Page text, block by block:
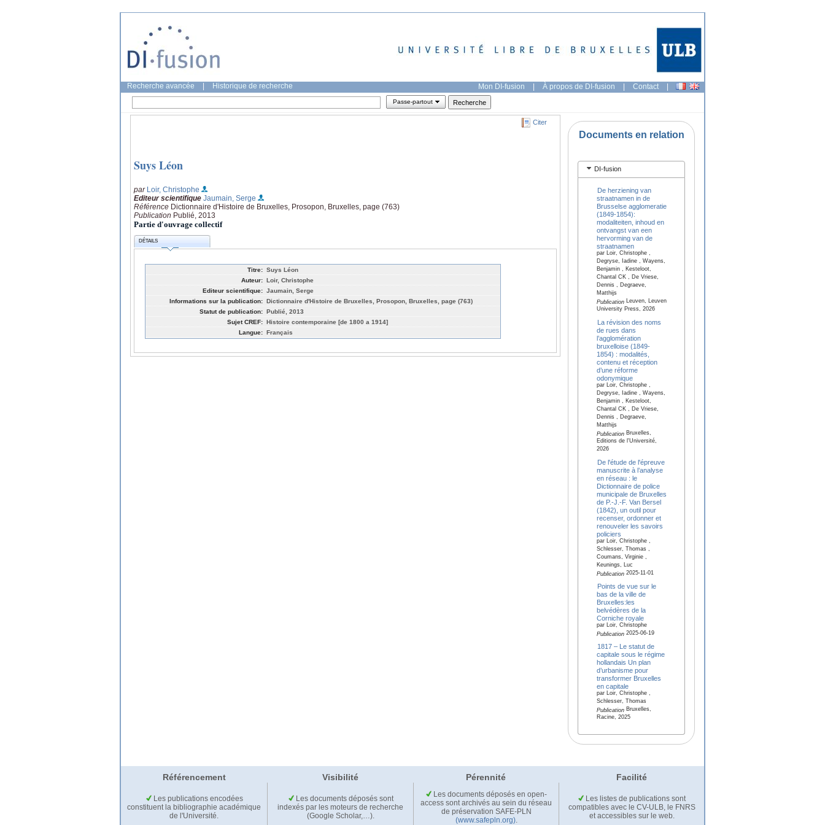
Recherche avancée Historique de recherche Mon DI-fusion | À propos de DI-fusion | Contact |
Passe-partout
Citer
Suys Léon
par Loir, Christophe
Editeur scientifique Jaumain, Serge
Référence Dictionnaire d'Histoire de Bruxelles, Prosopon, Bruxelles, page (763)
Publication Publié, 2013
Partie d'ouvrage collectif
DÉTAILS
Titre: Suys Léon
Auteur: Loir, Christophe
Editeur scientifique: Jaumain, Serge
Informations sur la publication: Dictionnaire d'Histoire de Bruxelles, Prosopon, Bruxelles, page (763)
Statut de publication: Publié, 2013
Sujet CREF: Histoire contemporaine [de 1800 a 1914]
Langue: Français
Documents en relation
DI-fusion
De herziening van
straatnamen in de
Brusselse agglomeratie
(1849-1854):
modaliteiten, inhoud en
ontvangst van een
hervorming van de
straatnamen
par Loir, Christophe ,
Degryse, Iadine , Wayens,
Benjamin , Kesteloot,
Chantal CK , De Vriese,
Dennis , Degraeve,
Matthijs
PublicationLeuven, Leuven
University Press, 2026
La révision des noms
de rues dans
l’agglomération
bruxelloise (1849-
1854) : modalités,
contenu et réception
d’une réforme
odonymique
par Loir, Christophe ,
Degryse, Iadine , Wayens,
Benjamin , Kesteloot,
Chantal CK , De Vriese,
Dennis , Degraeve,
Matthijs
PublicationBruxelles,
Editions de l'Université,
2026
De l'étude de l'épreuve
manuscrite à l’analyse
en réseau : le
Dictionnaire de police
municipale de Bruxelles
de P.-J.-F. Van Bersel
(1842), un outil pour
recenser, ordonner et
renouveler les savoirs
policiers
par Loir, Christophe ,
Schlesser, Thomas ,
Coumans, Virginie ,
Keunings, Luc
Publication2025-11-01
Points de vue sur le
bas de la ville de
Bruxelles:les
belvédères de la
Corniche royale
par Loir, Christophe
Publication2025-06-19
1817 – Le statut de
capitale sous le régime
hollandais Un plan
d’urbanisme pour
transformer Bruxelles
en capitale
par Loir, Christophe ,
Schlesser, Thomas
PublicationBruxelles,
Racine, 2025
Référencement Visibilité Pérennité Facilité
Les publications encodées
constituent la bibliographie académique
de l'Université.
Les documents déposés sont
indexés par les moteurs de recherche
(Google Scholar,…).
Les documents déposés en open-
access sont archivés au sein du réseau
de préservation SAFE-PLN
(www.safepln.org).
Les listes de publications sont
compatibles avec le CV-ULB, le FNRS
et accessibles sur le web.